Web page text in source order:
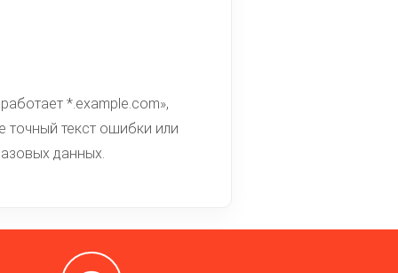
*.example.com»,
точный текст ошибки или
данных.